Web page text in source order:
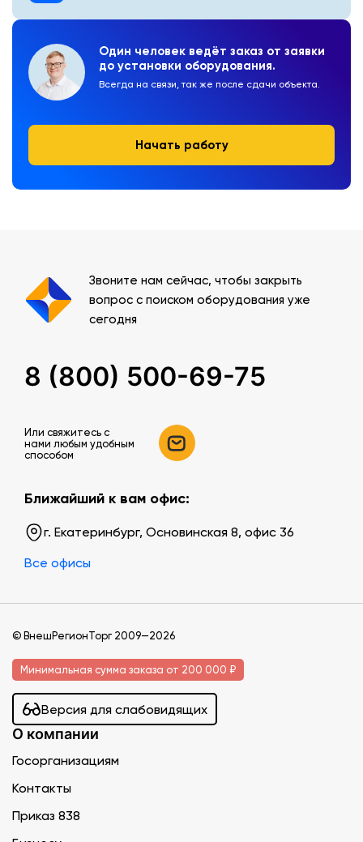
Один человек ведёт заказ от заявки
до установки оборудования.
Всегда на связи, так же после сдачи объекта.
Начать работу
Звоните нам сейчас, чтобы закрыть
вопрос с поиском оборудования уже
сегодня
8 (800) 500-69-75
Или свяжитесь c
нами любым удобным
способом
Ближайший к вам офис:
г. Екатеринбург, Основинская 8, офис 36
Все офисы
© ВнешРегионТорг 2009—2026
Минимальная сумма заказа от 200 000 ₽
Версия для слабовидящих
О компании
Госорганизациям
Контакты
Приказ 838